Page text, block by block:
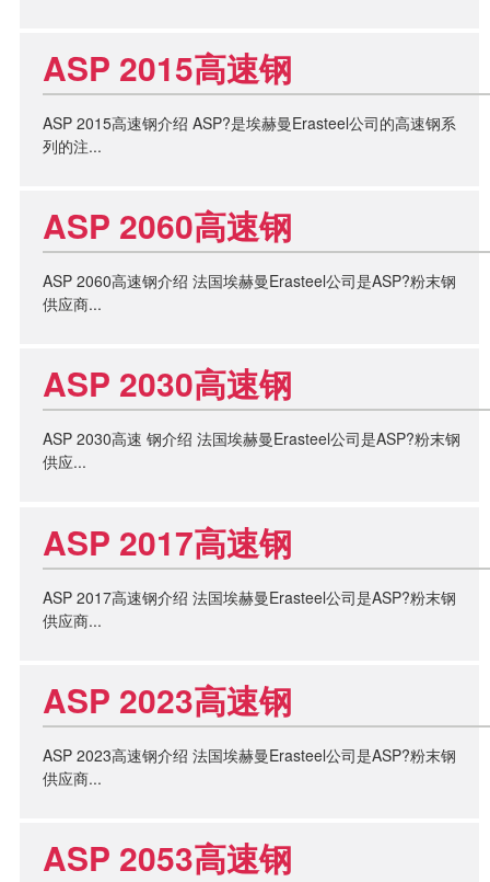
ASP 2015高速钢
ASP 2015高速钢介绍 ASP?是埃赫曼Erasteel公司的高速钢系
列的注...
ASP 2060高速钢
ASP 2060高速钢介绍 法国埃赫曼Erasteel公司是ASP?粉末钢
供应商...
ASP 2030高速钢
ASP 2030高速 钢介绍 法国埃赫曼Erasteel公司是ASP?粉末钢
供应...
ASP 2017高速钢
ASP 2017高速钢介绍 法国埃赫曼Erasteel公司是ASP?粉末钢
供应商...
ASP 2023高速钢
ASP 2023高速钢介绍 法国埃赫曼Erasteel公司是ASP?粉末钢
供应商...
ASP 2053高速钢